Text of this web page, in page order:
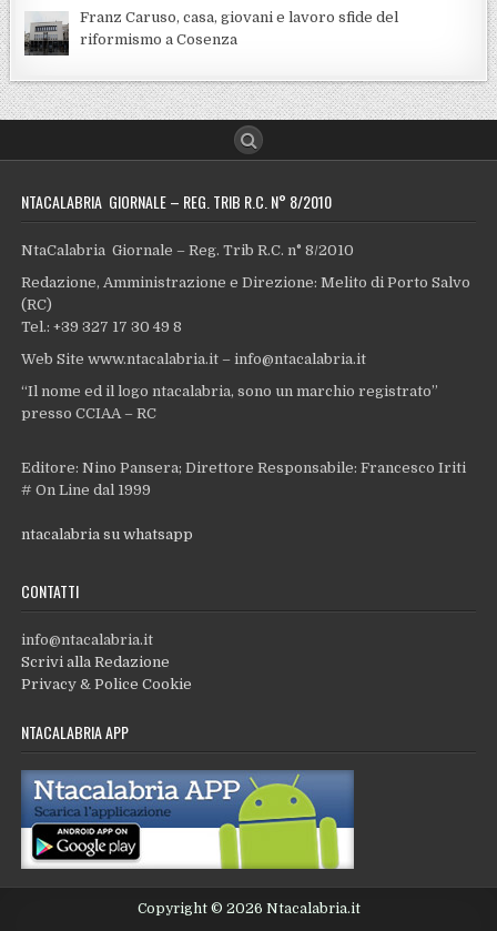
Franz Caruso, casa, giovani e lavoro sfide del
riformismo a Cosenza
NTACALABRIA GIORNALE – REG. TRIB R.C. N° 8/2010
NtaCalabria Giornale – Reg. Trib R.C. n° 8/2010
Redazione, Amministrazione e Direzione: Melito di Porto Salvo
(RC)
Tel.: +39 327 17 30 49 8
Web Site www.ntacalabria.it – info@ntacalabria.it
“Il nome ed il logo ntacalabria, sono un marchio registrato”
presso CCIAA – RC
Editore: Nino Pansera; Direttore Responsabile: Francesco Iriti
# On Line dal 1999
ntacalabria su whatsapp
CONTATTI
info@ntacalabria.it
Scrivi alla Redazione
Privacy & Police Cookie
NTACALABRIA APP
Copyright © 2026 Ntacalabria.it